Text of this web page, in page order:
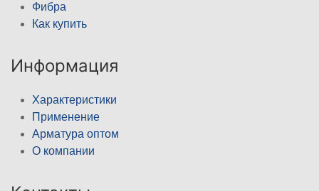
Фибра
Как купить
Информация
Характеристики
Применение
Арматура оптом
О компании